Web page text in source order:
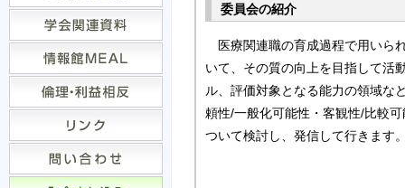
委員会の紹介
医療関連職の育成過程で用いら
いて、その質の向上を目指して活
ル、評価対象となる能力の領域な
頼性/一般化可能性・客観性/比較
ついて検討し、発信して行きます